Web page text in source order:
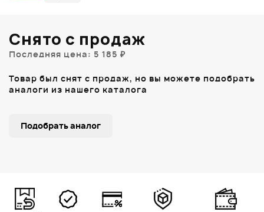
Снято с продаж
Последняя цена: 5 185 ₽
Товар был снят с продаж, но вы можете подобрать
аналоги из нашего каталога
Подобрать аналог